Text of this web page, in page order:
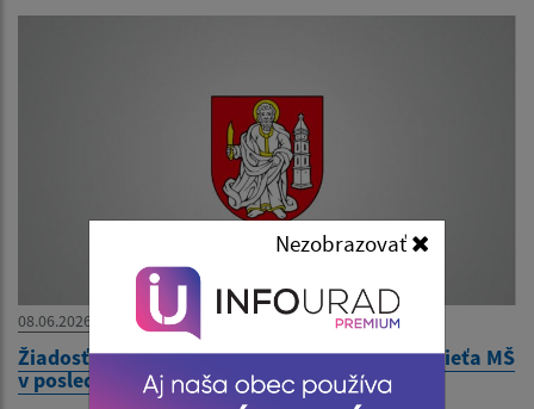
Nezobrazovať
08.06.2026
Žiadosť o poskytnutie dotácie na stravu pre dieťa MŠ
v poslednom ročníku a pre žiakov ZŠ